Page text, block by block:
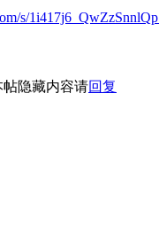
s/
隐藏内容请回复